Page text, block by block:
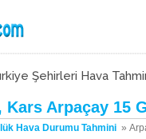
Şehirleri Hava
Kars Arpaçay 15
Hava Durumu Tahmini »